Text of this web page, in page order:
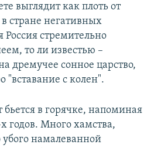
выглядит как плоть от
стране негативных
Россия стремительно
то ли известью –
дремучее сонное царство,
"вставание с колен".
в горячке, напоминая
годов. Много хамства,
убого намалеванной